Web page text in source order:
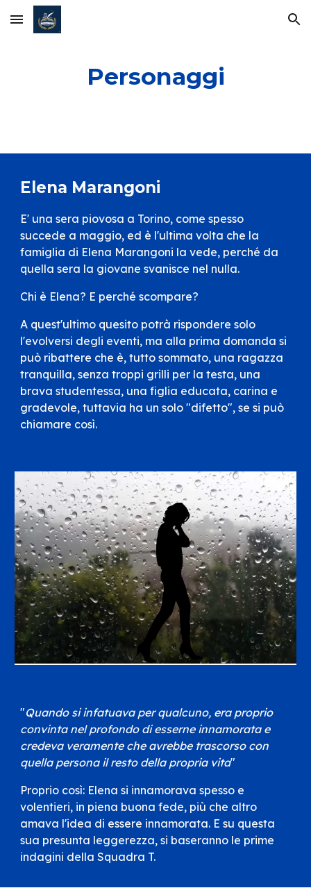
Skip to main content Skip to navigation
Personaggi
Elena Marangoni
E' una sera piovosa a Torino, come spesso
succede a maggio, ed è l'ultima volta che la
famiglia di Elena Marangoni la vede, perché da
quella sera la giovane svanisce nel nulla.
Chi è Elena? E perché scompare?
A quest'ultimo quesito potrà rispondere solo
l'evolversi degli eventi, ma alla prima domanda si
può ribattere che è, tutto sommato, una ragazza
tranquilla, senza troppi grilli per la testa, una
brava studentessa, una figlia educata, carina e
gradevole, tuttavia ha un solo "difetto", se si può
chiamare così.
"Quando si infatuava per qualcuno, era proprio
convinta nel profondo di esserne innamorata e
credeva veramente che avrebbe trascorso con
quella persona il resto della propria vita"
Proprio così: Elena si innamorava spesso e
volentieri, in piena buona fede, più che altro
amava l'idea di essere innamorata. E su questa
sua presunta leggerezza, si baseranno le prime
indagini della Squadra T.